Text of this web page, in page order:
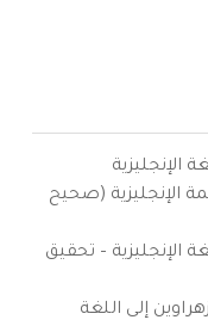
الإنجليزية
الإنجليزية (صحيح
الإنجليزية – تحقيق
إلى اللغة